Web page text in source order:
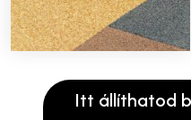
Itt állíthatod